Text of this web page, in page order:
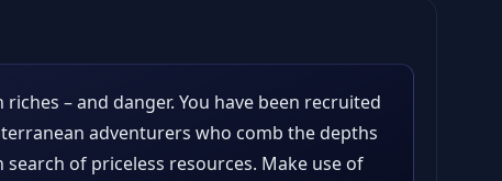
– and danger. You have been recruited
adventurers who comb the depths
of priceless resources. Make use of